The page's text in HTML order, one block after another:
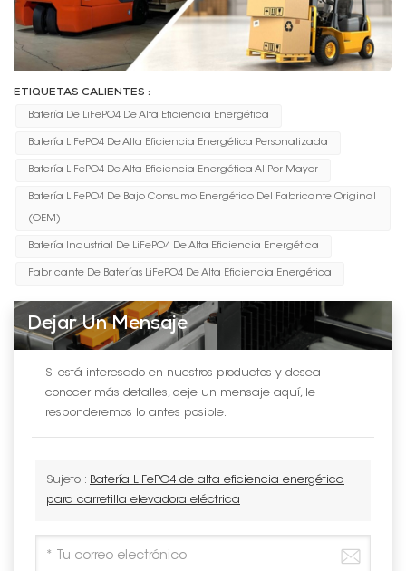
ETIQUETAS CALIENTES :
Batería De LiFePO4 De Alta Eficiencia Energética
Batería LiFePO4 De Alta Eficiencia Energética Personalizada
Batería LiFePO4 De Alta Eficiencia Energética Al Por Mayor
Batería LiFePO4 De Bajo Consumo Energético Del Fabricante Original
(OEM)
Batería Industrial De LiFePO4 De Alta Eficiencia Energética
Fabricante De Baterías LiFePO4 De Alta Eficiencia Energética
Dejar Un Mensaje
Si está interesado en nuestros productos y desea
conocer más detalles, deje un mensaje aquí, le
responderemos lo antes posible.
Sujeto : Batería LiFePO4 de alta eficiencia energética
para carretilla elevadora eléctrica